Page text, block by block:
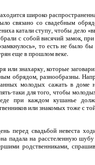
широко
связано со свадебным
катали ступу, чтобы дело
с собой висячий замок,
то есть не было бы
еще в прошлом веке.
или знахарку, которые
обрядом, разнообразны.
молодых сажать в доме
таки для того, чтобы
при каждом кушанье
или знакомых тоже с
перед свадьбой невеста
падала на расстеленную
родственниками,